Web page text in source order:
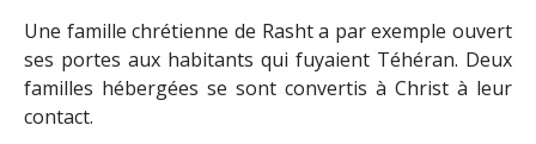
Une famille chrétienne de Rasht a par exemple ouvert
ses portes aux habitants qui fuyaient Téhéran. Deux
familles hébergées se sont convertis à Christ à leur
contact.